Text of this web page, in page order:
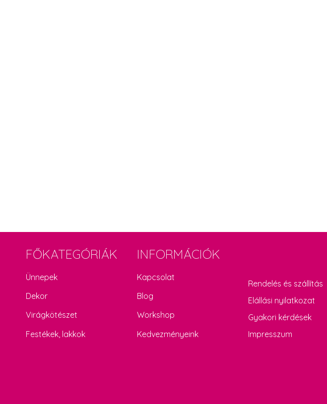
FŐKATEGÓRIÁK
Ünnepek
Dekor
Virágkötészet
Festékek, lakkok
INFORMÁCIÓK
Kapcsolat
Blog
Workshop
Kedvezményeink
Rendelés és szállítás
Elállási nyilatkozat
Gyakori kérdések
Impresszum